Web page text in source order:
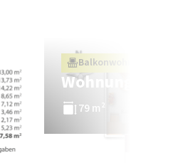
Wohnung 3
79 m²
Balkonwohnung